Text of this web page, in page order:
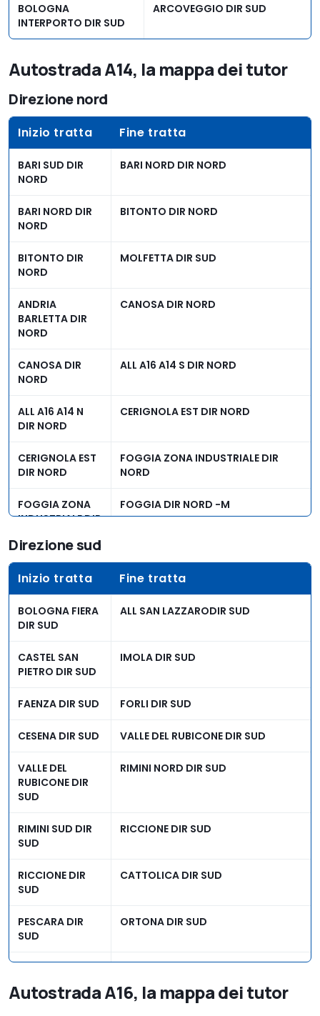
BOLOGNA
INTERPORTO DIR SUD
ARCOVEGGIO DIR SUD
Autostrada A14, la mappa dei tutor
Direzione nord
Inizio tratta Fine tratta
BARI SUD DIR
NORD
BARI NORD DIR NORD
BARI NORD DIR
NORD
BITONTO DIR NORD
BITONTO DIR
NORD
MOLFETTA DIR SUD
ANDRIA
BARLETTA DIR
NORD
CANOSA DIR NORD
CANOSA DIR
NORD
ALL A16 A14 S DIR NORD
ALL A16 A14 N
DIR NORD
CERIGNOLA EST DIR NORD
CERIGNOLA EST
DIR NORD
FOGGIA ZONA INDUSTRIALE DIR
NORD
FOGGIA ZONA
INDUSTRIALE DIR
FOGGIA DIR NORD -M
FOGGIA DIR
NORD -M
SAN SEVERO DIR NORD
SAN SEVERO DIR
NORD
POGGIO IMPERIALE DIR NORD
ORTONA DIR
NORD
PESCARA DIR NORD
PESCARA OVEST
ALL A14 A25 S DIR NORD -M
NORD
PESARO DIR
CATTOLICA DIR
RICCIONE DIR
VALLE DEL
DIR NORD
Direzione sud
Inizio tratta Fine tratta
BOLOGNA FIERA
DIR SUD
ALL SAN LAZZARODIR SUD
CASTEL SAN
PIETRO DIR SUD
IMOLA DIR SUD
FAENZA DIR SUD FORLI DIR SUD
CESENA DIR SUD VALLE DEL RUBICONE DIR SUD
VALLE DEL
RUBICONE DIR
SUD
RIMINI NORD DIR SUD
RIMINI SUD DIR
SUD
RICCIONE DIR SUD
RICCIONE DIR
SUD
CATTOLICA DIR SUD
PESCARA DIR
SUD
ORTONA DIR SUD
Autostrada A16, la mappa dei tutor